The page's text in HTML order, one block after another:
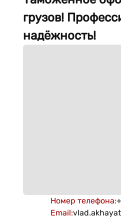
грузов!
надёжность!
Номер телефона:
Email: